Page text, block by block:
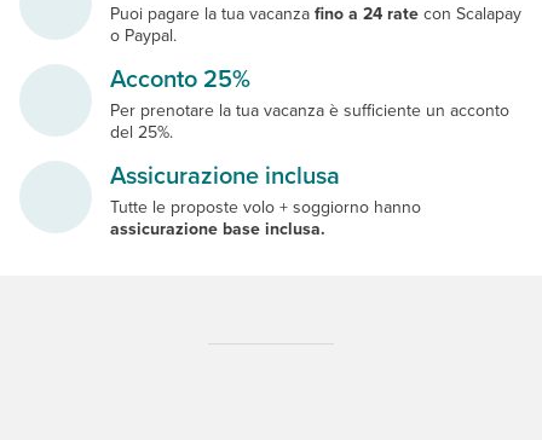
Puoi pagare la tua vacanza fino a 24 rate con Scalapay
o Paypal.
Acconto 25%
Per prenotare la tua vacanza è sufficiente un acconto
del 25%.
Assicurazione inclusa
Tutte le proposte volo + soggiorno hanno
assicurazione base inclusa.